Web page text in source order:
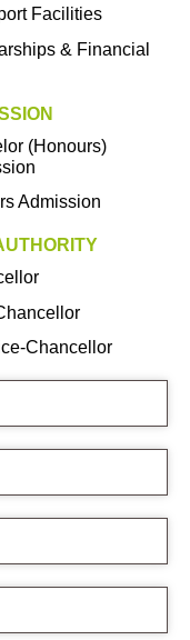
Facilities
& Financial
(Honours)
Admission
Chancellor